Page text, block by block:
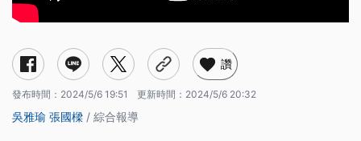
讚
發布時間： 2024/5/6 19:51 更新時間： 2024/5/6 20:32
吳雅瑜 張國樑 / 綜合報導